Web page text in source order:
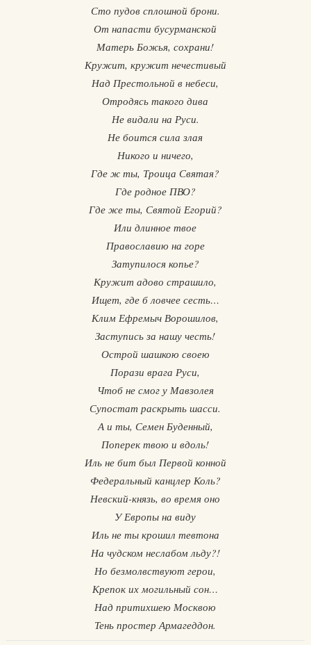
Сто пудов сплошной брони.
От напасти бусурманской
Матерь Божья, сохрани!
Кружит, кружит нечестивый
Над Престольной в небеси,
Отродясь такого дива
Не видали на Руси.
Не боится сила злая
Никого и ничего,
Где ж ты, Троица Святая?
Где родное ПВО?
Где же ты, Святой Егорий?
Или длинное твое
Православию на горе
Затупилося копье?
Кружит адово страшило,
Ищет, где б ловчее сесть…
Клим Ефремыч Ворошилов,
Заступись за нашу честь!
Острой шашкою своею
Порази врага Руси,
Чтоб не смог у Мавзолея
Супостат раскрыть шасси.
А и ты, Семен Буденный,
Поперек твою и вдоль!
Иль не бит был Первой конной
Федеральный канцлер Коль?
Невский-князь, во время оно
У Европы на виду
Иль не ты крошил тевтона
На чудском неслабом льду?!
Но безмолвствуют герои,
Крепок их могильный сон…
Над притихшею Москвою
Тень простер Армагеддон.